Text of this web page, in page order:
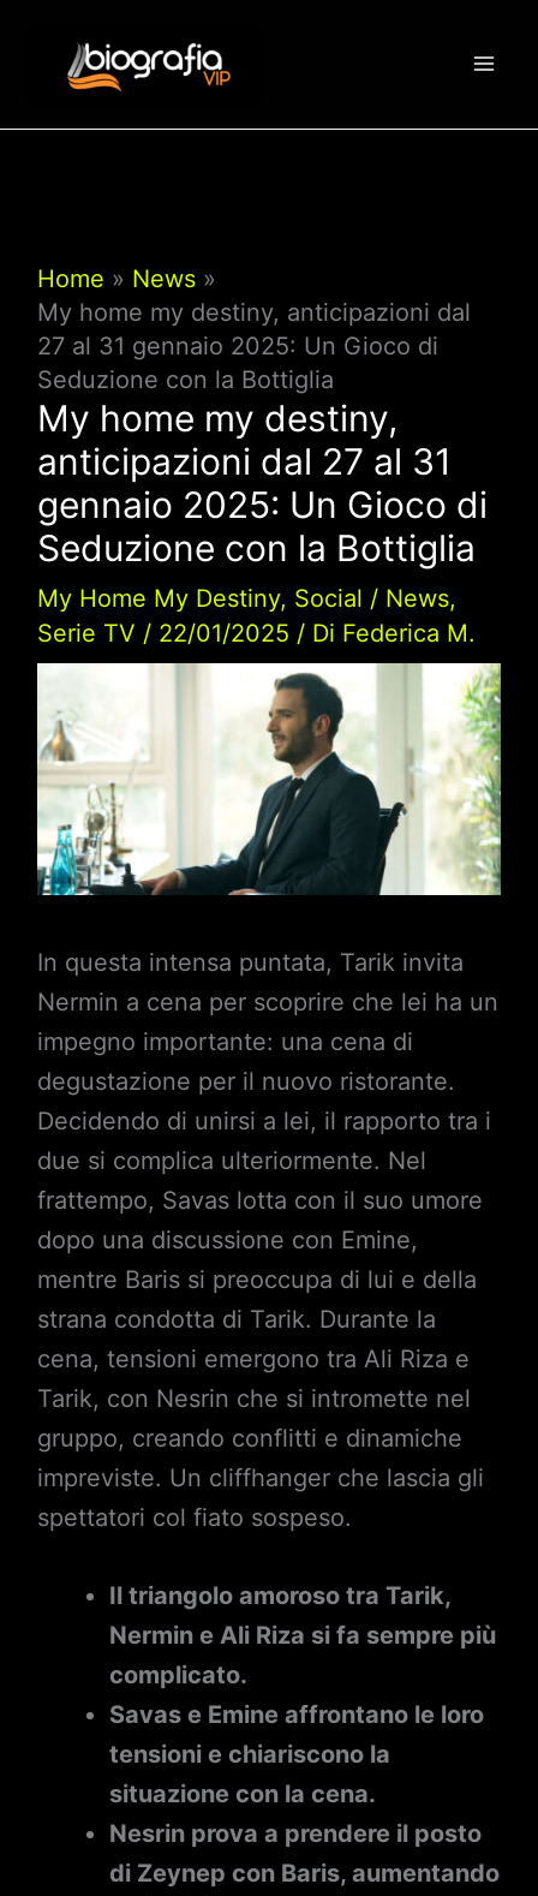
contenuto
Home
News
My home my destiny, anticipazioni dal
27 al 31 gennaio 2025: Un Gioco di
Seduzione con la Bottiglia
My home my destiny,
anticipazioni dal 27 al 31
gennaio 2025: Un Gioco di
Seduzione con la Bottiglia
My Home My Destiny, Social / News,
Serie TV / 22/01/2025 / Di Federica M.
In questa intensa puntata, Tarik invita
Nermin a cena per scoprire che lei ha un
impegno importante: una cena di
degustazione per il nuovo ristorante.
Decidendo di unirsi a lei, il rapporto tra i
due si complica ulteriormente. Nel
frattempo, Savas lotta con il suo umore
dopo una discussione con Emine,
mentre Baris si preoccupa di lui e della
strana condotta di Tarik. Durante la
cena, tensioni emergono tra Ali Riza e
Tarik, con Nesrin che si intromette nel
gruppo, creando conflitti e dinamiche
impreviste. Un cliffhanger che lascia gli
spettatori col fiato sospeso.
Il triangolo amoroso tra Tarik,
Nermin e Ali Riza si fa sempre più
complicato.
Savas e Emine affrontano le loro
tensioni e chiariscono la
situazione con la cena.
Nesrin prova a prendere il posto
di Zeynep con Baris, aumentando